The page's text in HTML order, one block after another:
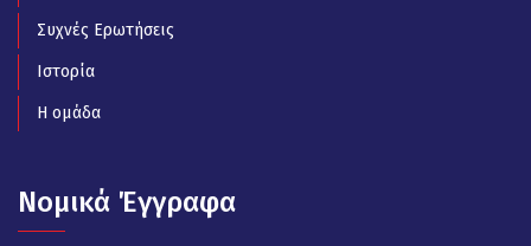
Συχνές Ερωτήσεις
Ιστορία
Η ομάδα
Νομικά Έγγραφα